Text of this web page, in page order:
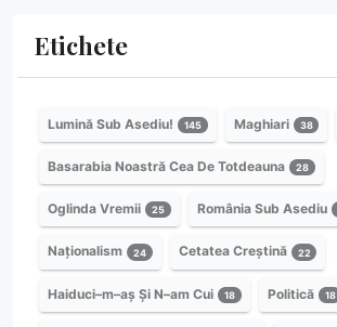
Etichete
Lumină Sub Asediu! 145 Maghiari 38
Basarabia Noastră Cea De Totdeauna 28
Oglinda Vremii 25 România Sub Asediu
Naționalism 24 Cetatea Creștină 22
Haiduci–m–aș Și N–am Cui 18 Politică 18